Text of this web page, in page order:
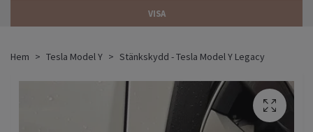
VISA
Hem Tesla Model Y Stänkskydd - Tesla Model Y Legacy